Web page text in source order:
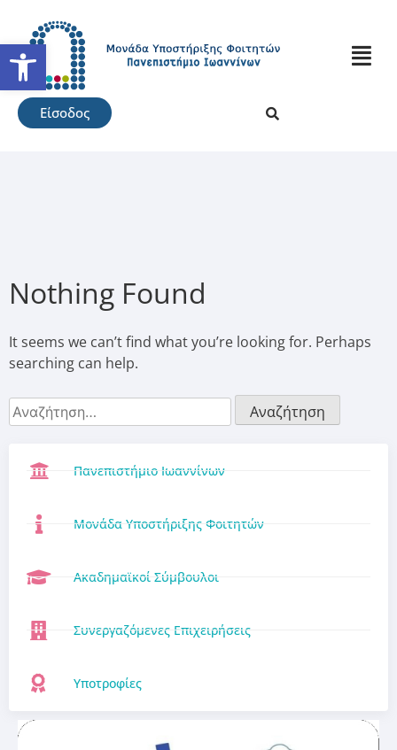
Ανοίξτε τη γραμμή
Είσοδος
Nothing Found
It seems we can’t find what you’re looking for. Perhaps
searching can help.
Πανεπιστήμιο Ιωαννίνων
Μονάδα Υποστήριξης Φοιτητών
Ακαδημαϊκοί Σύμβουλοι
Συνεργαζόμενες Επιχειρήσεις
Υποτροφίες